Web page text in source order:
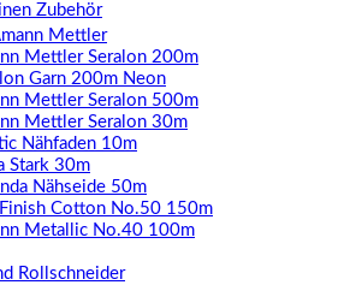
Zubehör
Mettler
Mettler Seralon 200m
Garn 200m Neon
Mettler Seralon 500m
Mettler Seralon 30m
Nähfaden 10m
Stark 30m
Nähseide 50m
Cotton No.50 150m
Metallic No.40 100m
Rollschneider